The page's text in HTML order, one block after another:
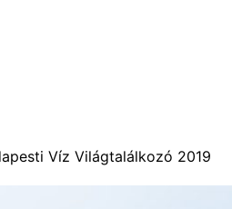
Víz Világtalálkozó 2019